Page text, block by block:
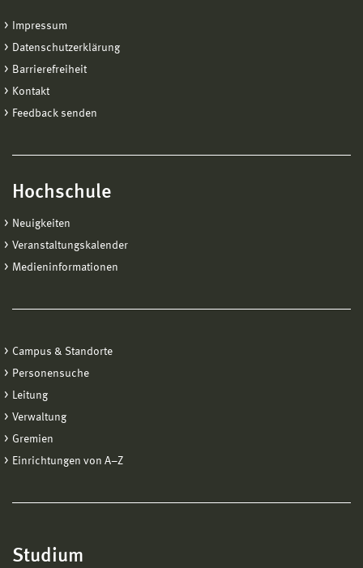
Impressum
Datenschutzerklärung
Barrierefreiheit
Kontakt
Feedback senden
Hochschule
Neuigkeiten
Veranstaltungskalender
Medieninformationen
Campus & Standorte
Personensuche
Leitung
Verwaltung
Gremien
Einrichtungen von A−Z
Studium